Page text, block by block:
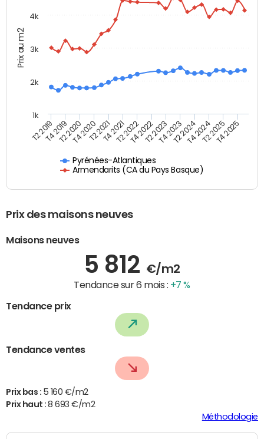
Prix au m2
Pyrénées-Atlantiques
Armendarits (CA du Pays Basque)
T2 2019T4 2019T2 2020T4 2020T2 2021T4 2021T2 2022T4 2022T2 2023T4 2023T2 2024T4 2024T2 2025T4 2025
1k
2k
3k
4k
Prix des maisons neuves
Maisons neuves
5 812 €/m2
Tendance sur 6 mois : +7 %
Tendance prix
Tendance ventes
Prix bas : 5 160 €/m2
Prix haut :8 693 €/m2
Méthodologie